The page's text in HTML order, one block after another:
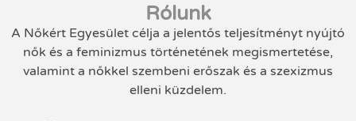
Rólunk
A Nőkért Egyesület célja a jelentős teljesítményt nyújtó
nők és a feminizmus történetének megismertetése,
valamint a nőkkel szembeni erőszak és a szexizmus
elleni küzdelem.